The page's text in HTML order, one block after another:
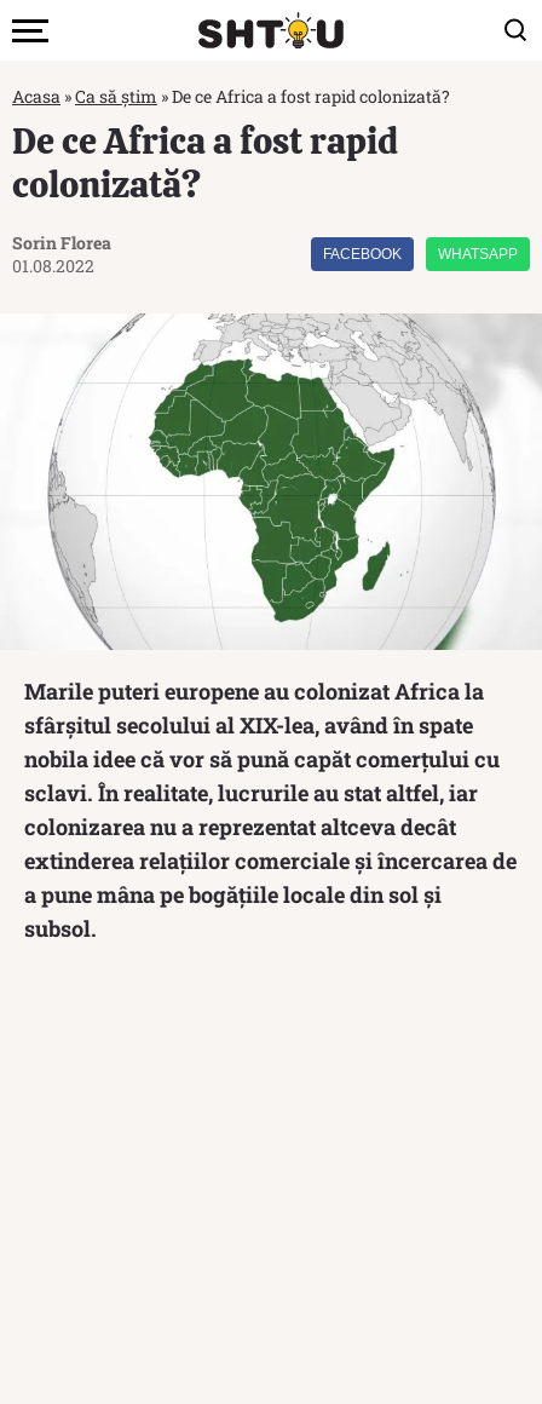
Acasa »Ca să știm »De ce Africa a fost rapid colonizată?
De ce Africa a fost rapid
colonizată?
Sorin Florea
01.08.2022
FACEBOOK WHATSAPP
Marile puteri europene au colonizat Africa la
sfârșitul secolului al XIX-lea, având în spate
nobila idee că vor să pună capăt comerțului cu
sclavi. În realitate, lucrurile au stat altfel, iar
colonizarea nu a reprezentat altceva decât
extinderea relațiilor comerciale și încercarea de
a pune mâna pe bogățiile locale din sol și
subsol.